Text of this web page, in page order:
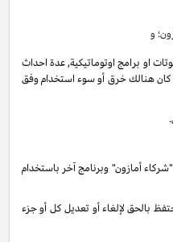
و
او برامج اوتوماتيكية, عدة احداث
هنالك خرق أو سوء استخدام وفق
أمازون" وبرنامج آخر باستخدام
بالحق لإلغاء أو تعديل كل أو جزء